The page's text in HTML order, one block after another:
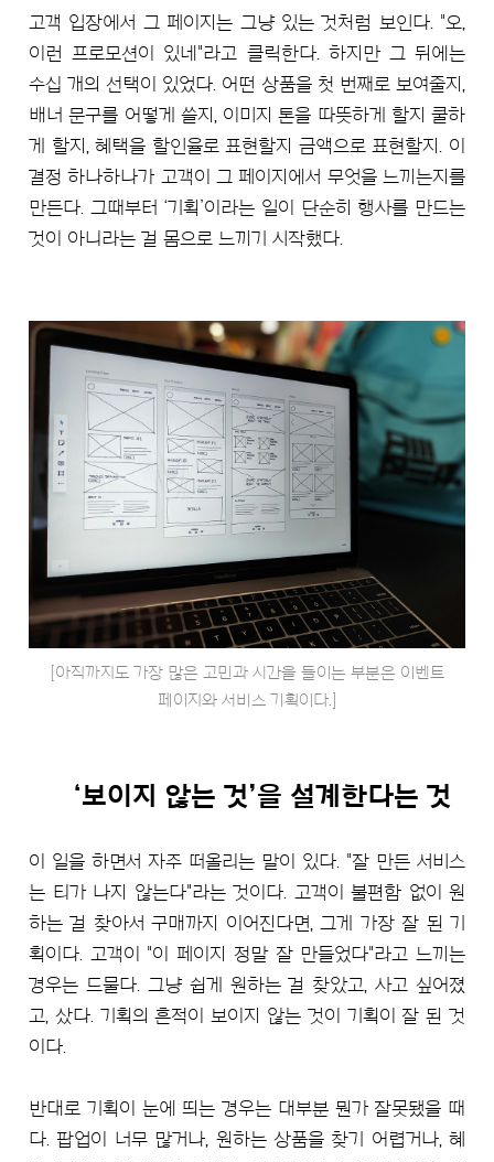
고객 입장에서 그 페이지는 그냥 있는 것처럼 보인다. "오,
이런 프로모션이 있네"라고 클릭한다. 하지만 그 뒤에는
수십 개의 선택이 있었다. 어떤 상품을 첫 번째로 보여줄지,
배너 문구를 어떻게 쓸지, 이미지 톤을 따뜻하게 할지 쿨하
게 할지, 혜택을 할인율로 표현할지 금액으로 표현할지. 이
결정 하나하나가 고객이 그 페이지에서 무엇을 느끼는지를
만든다. 그때부터 ‘기획’이라는 일이 단순히 행사를 만드는
것이 아니라는 걸 몸으로 느끼기 시작했다.
[아직까지도 가장 많은 고민과 시간을 들이는 부분은 이벤트
페이지와 서비스 기획이다.]
‘보이지 않는 것’을 설계한다는 것
이 일을 하면서 자주 떠올리는 말이 있다. "잘 만든 서비스
는 티가 나지 않는다"라는 것이다. 고객이 불편함 없이 원
하는 걸 찾아서 구매까지 이어진다면, 그게 가장 잘 된 기
획이다. 고객이 "이 페이지 정말 잘 만들었다"라고 느끼는
경우는 드물다. 그냥 쉽게 원하는 걸 찾았고, 사고 싶어졌
고, 샀다. 기획의 흔적이 보이지 않는 것이 기획이 잘 된 것
이다.
반대로 기획이 눈에 띄는 경우는 대부분 뭔가 잘못됐을 때
다. 팝업이 너무 많거나, 원하는 상품을 찾기 어렵거나, 혜